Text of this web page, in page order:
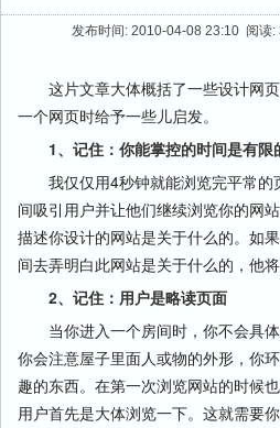
发布时间: 2010-04-08 23:10 阅读
这片文章大体概括了一些设计网
一个网页时给予一些儿启发。
1、记住：你能掌控的时间是有限
我仅仅用4秒钟就能浏览完平常的
间吸引用户并让他们继续浏览你的网
描述你设计的网站是关于什么的。如
间去弄明白此网站是关于什么的，他将
2、记住：用户是略读页面
当你进入一个房间时，你不会具体
你会注意屋子里面人或物的外形，你
趣的东西。在第一次浏览网站的时候
用户首先是大体浏览一下。这就需要